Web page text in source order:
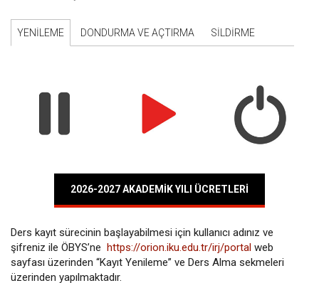
YENILEME DONDURMA VE AÇTIRMA SİLDİRME
2026-2027 AKADEMIK YILI ÜCRETLERI
Ders kayıt sürecinin başlayabilmesi için kullanıcı adınız ve
şifreniz ile ÖBYS’ne https://orion.iku.edu.tr/irj/portal web
sayfası üzerinden “Kayıt Yenileme” ve Ders Alma sekmeleri
üzerinden yapılmaktadır.